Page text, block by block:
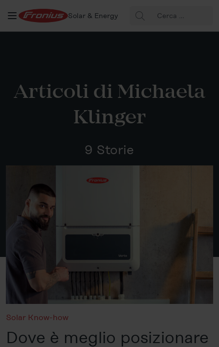
Solar & Energy Cerca:
Articoli di Michaela
Klinger
9 Storie
Solar Know-how
Dove è meglio posizionare